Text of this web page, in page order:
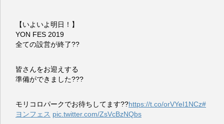
【いよいよ明日！】
YON FES 2019
全ての設営が終了??
皆さんをお迎えする
準備ができました???
モリコロパークでお待ちしてます??https://t.co/orVYeI1NCz#
ヨンフェス pic.twitter.com/ZsVcBzNQbs